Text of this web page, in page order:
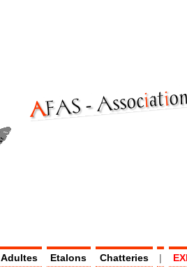
AF
AS -Associati
Adultes Etalons Chatteries |